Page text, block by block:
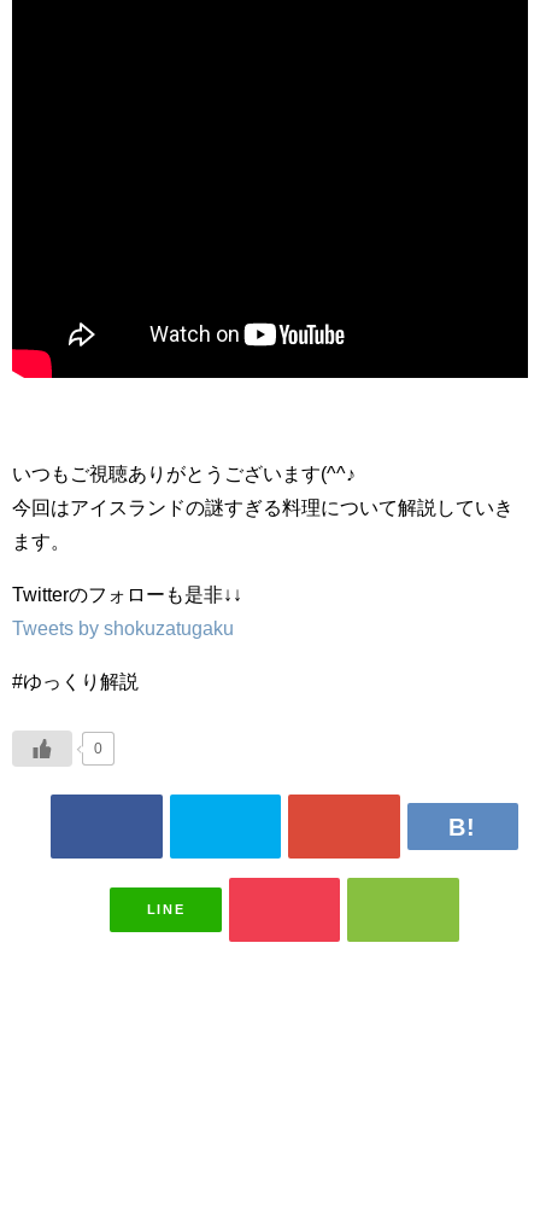
いつもご視聴ありがとうございます(^^♪
今回はアイスランドの謎すぎる料理について解説していき
ます。
Twitterのフォローも是非↓↓
Tweets by shokuzatugaku
#ゆっくり解説
0
LINE